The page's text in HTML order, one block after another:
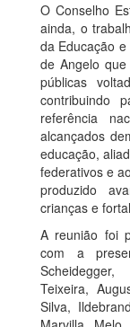
O Conselho
ainda, o
da Educação
de Angelo
públicas
contribuindo
referência
alcançados
educação,
federativos e
produzido
crianças e
A reunião foi
com a
Teixeira,
Silva,